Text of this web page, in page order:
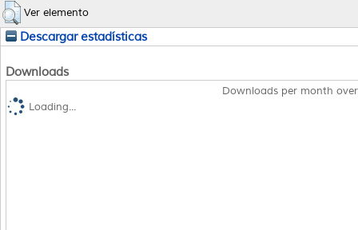
Ver elemento
Descargar estadísticas
Downloads
Downloads per month
Loading...